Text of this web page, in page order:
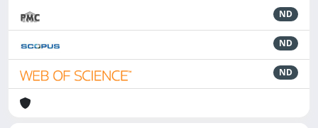
ND
ND
ND